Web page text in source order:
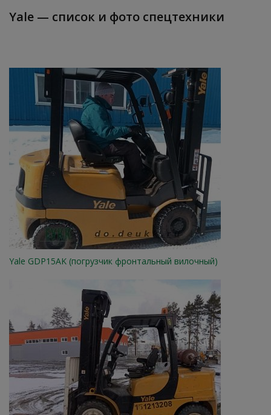
Yale — список и фото спецтехники
Yale GDP15AK (погрузчик фронтальный вилочный)